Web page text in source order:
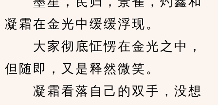
凝霜在金光中缓缓浮现。
大家彻底怔愣在金光之中，
但随即，又是释然微笑。
凝霜看落自己的双手，没想